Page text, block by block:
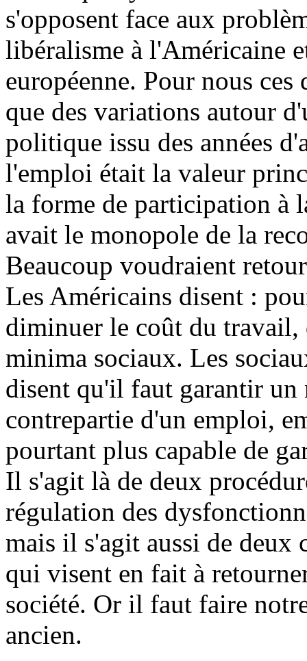
s'opposent face aux
libéralisme à l'Américaine
européenne. Pour nous
que des variations autour
politique issu des années
l'emploi était la valeur
la forme de participation à
avait le monopole de la
Beaucoup voudraient
Les Américains disent :
diminuer le coût du travail,
minima sociaux. Les
disent qu'il faut garantir
contrepartie d'un emploi,
pourtant plus capable de
Il s'agit là de deux
régulation des
mais il s'agit aussi de deux
qui visent en fait à
société. Or il faut faire
ancien.